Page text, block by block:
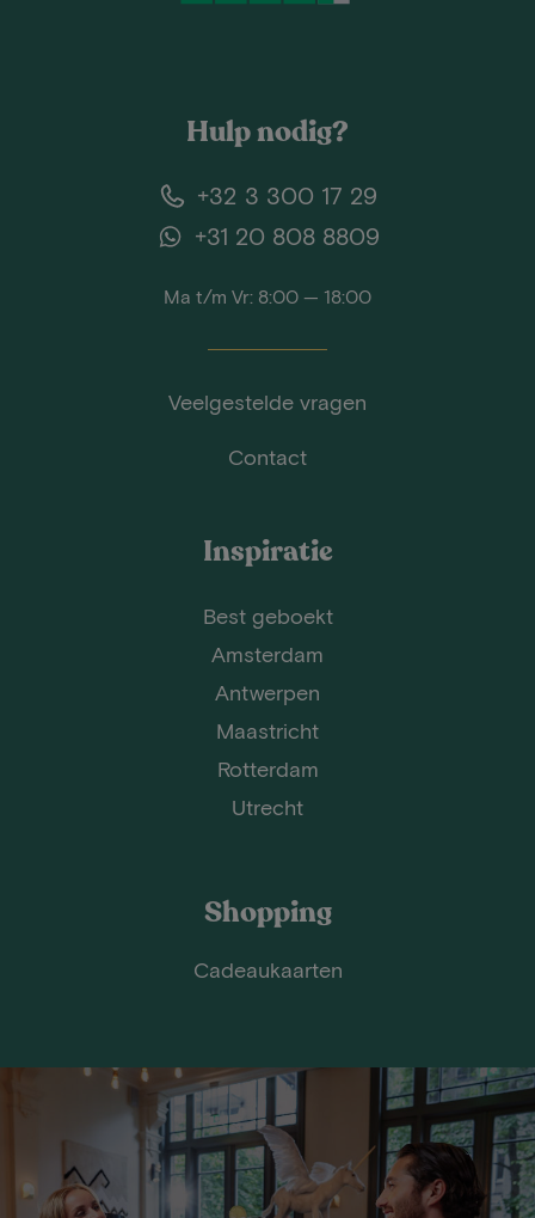
Hulp nodig?
+32 3 300 17 29
+31 20 808 8809
Ma t/m Vr: 8:00 — 18:00
Veelgestelde vragen
Contact
Inspiratie
Best geboekt
Amsterdam
Antwerpen
Maastricht
Rotterdam
Utrecht
Shopping
Cadeaukaarten